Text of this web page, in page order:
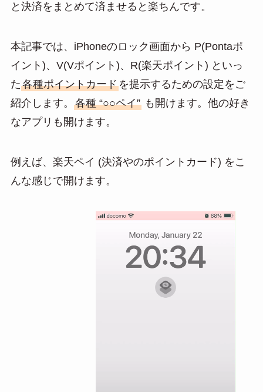
と決済をまとめて済ませると楽ちんです。
本記事では、iPhoneのロック画面から P(Pontaポ
イント)、V(Vポイント)、R(楽天ポイント) といっ
た各種ポイントカードを提示するための設定をご
紹介します。 各種 “○○ペイ”も開けます。他の好き
なアプリも開けます。
例えば、楽天ペイ (決済やのポイントカード) をこ
んな感じで開けます。